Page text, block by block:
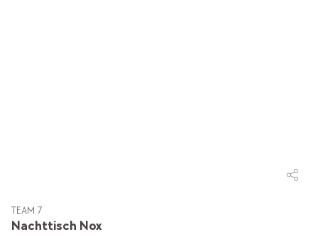
Nachttisch Nox
TEAM 7